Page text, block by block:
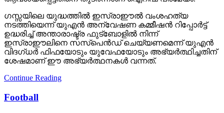
ഗസ്സയിലെ യുദ്ധത്തില്‍ ഇസ്രാഈല്‍ വംശഹത്യ
നടത്തിയെന്ന് യുഎന്‍ അന്വേഷണ കമ്മീഷന്‍ റിപ്പോര്‍ട്ട്
ഉദ്ധരിച്ച് അന്താരാഷ്ട്ര ഫുട്‌ബോളില്‍ നിന്ന്
ഇസ്രാഈലിനെ സസ്‌പെന്‍ഡ് ചെയ്യണമെന്ന് യുഎന്‍
വിദഗ്ധര്‍ ഫിഫയോടും യുവേഫയോടും അഭ്യര്‍ത്ഥിച്ചതിന്
ശേഷമാണ് ഈ അഭ്യര്‍ത്ഥനകള്‍ വന്നത്.
Continue Reading
Football